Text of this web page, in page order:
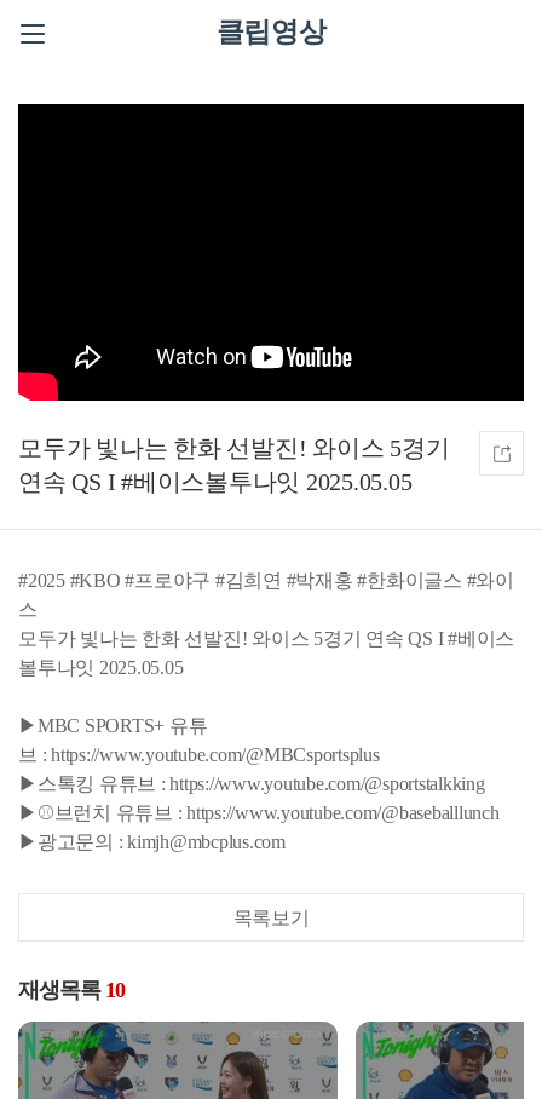
클립영상
모두가 빛나는 한화 선발진! 와이스 5경기
연속 QS I #베이스볼투나잇 2025.05.05
#2025 #KBO #프로야구 #김희연 #박재홍 #한화이글스 #와이
스
모두가 빛나는 한화 선발진! 와이스 5경기 연속 QS I #베이스
볼투나잇 2025.05.05
▶MBC SPORTS+ 유튜
브 : https://www.youtube.com/@MBCsportsplus
▶스톡킹 유튜브 : https://www.youtube.com/@sportstalkking
▶⚾브런치 유튜브 : https://www.youtube.com/@baseballlunch
▶광고문의 : kimjh@mbcplus.com
목록보기
재생목록 10